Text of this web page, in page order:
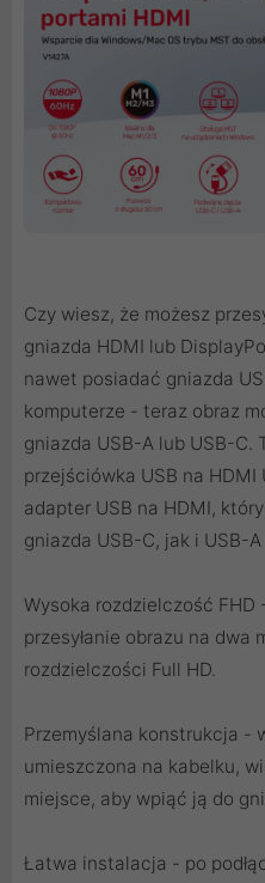
Czy wiesz, że możesz
gniazda HDMI lub
nawet posiadać gniazda
komputerze - teraz obraz
gniazda USB-A lub USB-C.
przejściówka USB na
adapter USB na HDMI,
gniazda USB-C, jak i USB-
Wysoka rozdzielczość FHD
przesyłanie obrazu na dwa
rozdzielczości Full HD.
Przemyślana konstrukcja -
umieszczona na kabelku,
miejsce, aby wpiąć ją do
Łatwa instalacja - po